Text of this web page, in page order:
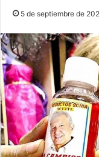
5 de septiembre de